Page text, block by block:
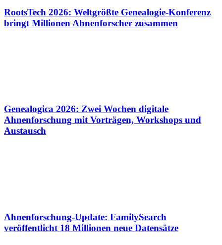
RootsTech 2026: Weltgrößte Genealogie-Konferenz
bringt Millionen Ahnenforscher zusammen
Genealogica 2026: Zwei Wochen digitale
Ahnenforschung mit Vorträgen, Workshops und
Austausch
Ahnenforschung-Update: FamilySearch
veröffentlicht 18 Millionen neue Datensätze